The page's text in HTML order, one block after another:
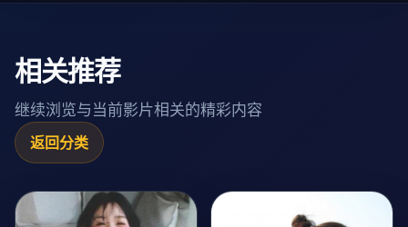
相关推荐
继续浏览与当前影片相关的精彩内容
返回分类